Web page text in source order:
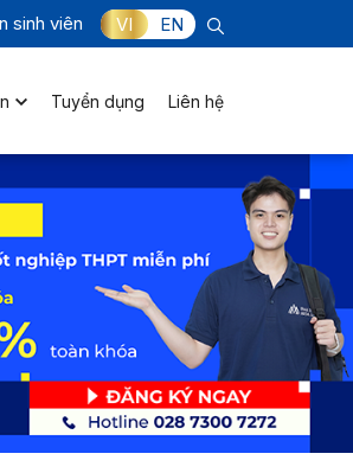
sinh viên VI EN
Tuyển dụng Liên hệ